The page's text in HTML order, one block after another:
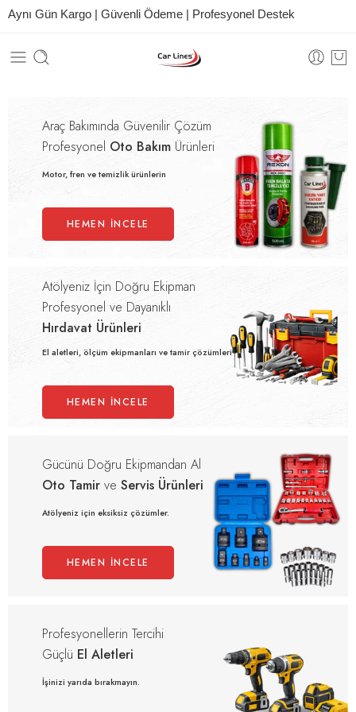
Aynı Gün Kargo | Güvenli Ödeme | Profesyonel Destek
Araç Bakımında Güvenilir Çözüm
Profesyonel Oto BakımÜrünleri
Motor, fren ve temizlik ürünlerin
HEMEN İNCELE
Atölyeniz İçin Doğru Ekipman
Profesyonel ve Dayanıklı
Hırdavat Ürünleri
El aletleri, ölçüm ekipmanları ve tamir çözümleri
HEMEN İNCELE
Gücünü Doğru Ekipmandan Al
Oto Tamirve Servis Ürünleri
Atölyeniz için eksiksiz çözümler.
HEMEN İNCELE
Profesyonellerin Tercihi
Güçlü El Aletleri
İşinizi yarıda bırakmayın.